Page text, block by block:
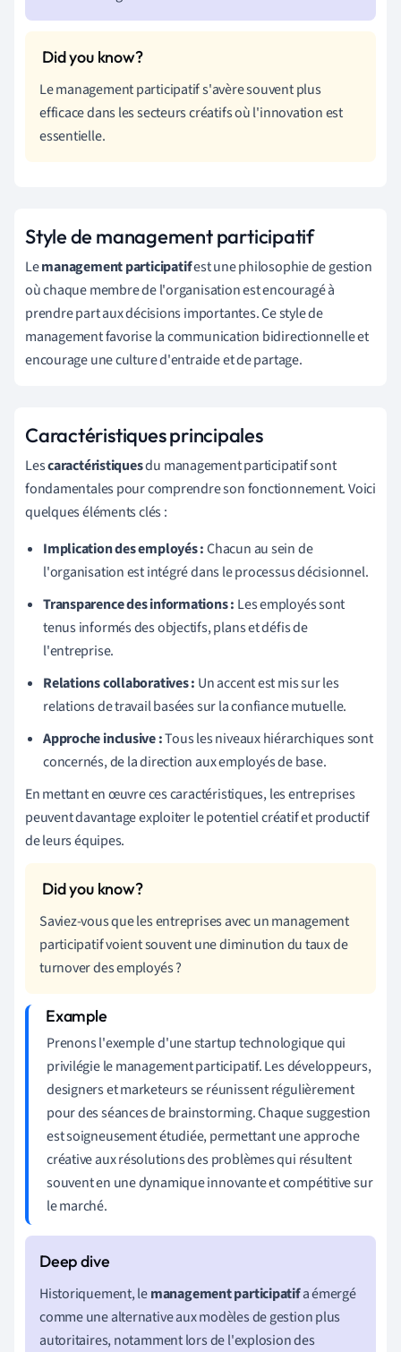
Le management participatif s'avère souvent plus
efficace dans les secteurs créatifs où l'innovation est
essentielle.
Style de management participatif
Lemanagement participatifest une philosophie de gestion
où chaque membre de l'organisation est encouragé à
prendre part aux décisions importantes. Ce style de
management favorise la communication bidirectionnelle et
encourage une culture d'entraide et de partage.
Caractéristiques principales
Lescaractéristiquesdu management participatif sont
fondamentales pour comprendre son fonctionnement. Voici
quelques éléments clés :
Implication des employés :Chacun au sein de
l'organisation est intégré dans le processus décisionnel.
Transparence des informations : Les employés sont
tenus informés des objectifs, plans et défis de
l'entreprise.
Relations collaboratives : Un accent est mis sur les
relations de travail basées sur la confiance mutuelle.
Approche inclusive :Tous les niveaux hiérarchiques sont
concernés, de la direction aux employés de base.
En mettant en œuvre ces caractéristiques, les entreprises
peuvent davantage exploiter le potentiel créatif et productif
de leurs équipes.
Saviez-vous que les entreprises avec un management
participatif voient souvent une diminution du taux de
turnover des employés ?
Prenons l'exemple d'une startup technologique qui
privilégie le management participatif. Les développeurs,
designers et marketeurs se réunissent régulièrement
pour des séances de brainstorming. Chaque suggestion
est soigneusement étudiée, permettant une approche
créative aux résolutions des problèmes qui résultent
souvent en une dynamique innovante et compétitive sur
le marché.
Historiquement, lemanagement participatifa émergé
comme une alternative aux modèles de gestion plus
autoritaires, notamment lors de l'explosion des